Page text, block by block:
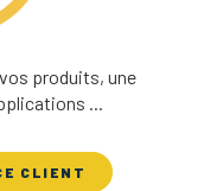
produits, une
...
CLIENT